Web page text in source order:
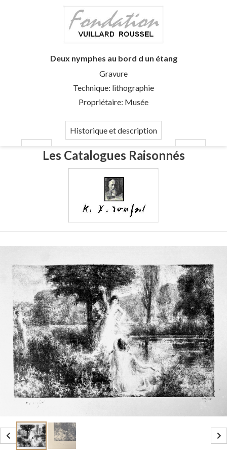
Deux nymphes au bord d un étang
Gravure
Technique: lithographie
Propriétaire: Musée
Historique et description
Les Catalogues Raisonnés